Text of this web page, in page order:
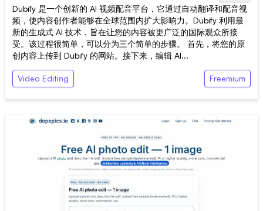
Dubify 是一个创新的 AI 视频配音平台，它通过自动翻译和配音视
频，使内容创作者能够在全球范围内扩大影响力。Dubify 利用最
新的生成式 AI 技术，旨在让您的内容被更广泛的国际观众所接
受。该过程很简单，可以分为三个简单的步骤。 首先，将您的原
创内容上传到 Dubify 的网站。接下来，编辑 AI...
Video Editing Freemium